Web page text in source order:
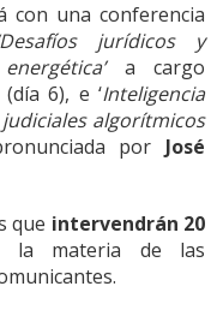
con una conferencia
fíos jurídicos y
tica’a cargo
(día 6), e ‘Inteligencia
algorítmicos
por José
que intervendrán 20
materia de las